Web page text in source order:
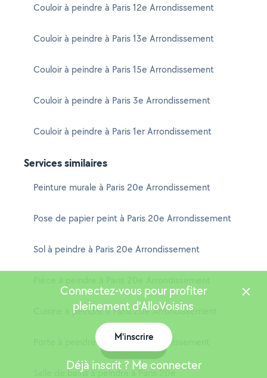
Couloir à peindre à Paris 12e Arrondissement
Couloir à peindre à Paris 13e Arrondissement
Couloir à peindre à Paris 15e Arrondissement
Couloir à peindre à Paris 3e Arrondissement
Couloir à peindre à Paris 1er Arrondissement
Services similaires
Peinture murale à Paris 20e Arrondissement
Pose de papier peint à Paris 20e Arrondissement
Sol à peindre à Paris 20e Arrondissement
Cuisine à peindre à Paris 20e Arrondissement
Porte à peindre à Paris 20e Arrondissement
Salle de bains à peindre à Paris 20e
Connectez-vous pour profiter
pleinement d'AlloVoisins
M'inscrire
Déjà inscrit ? Me connecter